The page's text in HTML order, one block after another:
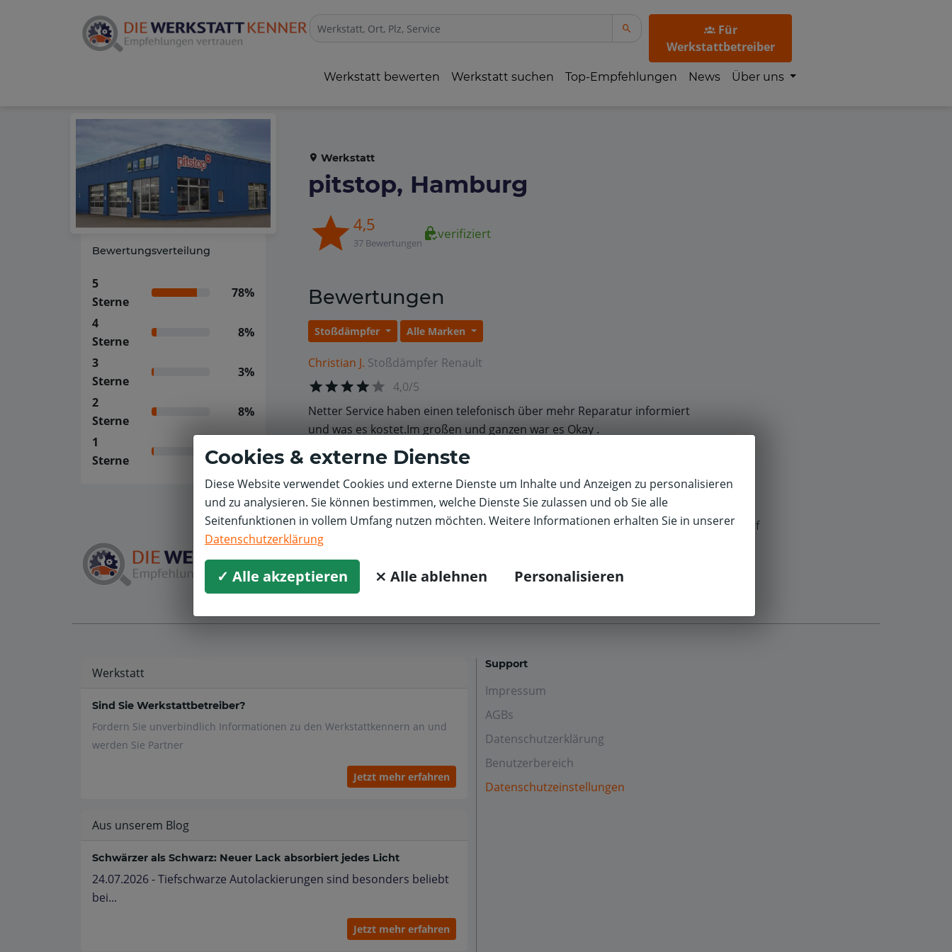
Für
Werkstattbetreiber
Werkstatt bewerten Werkstatt suchen Top-Empfehlungen News Über uns
Bewertungsverteilung
5
Sterne
78%
4
Sterne
8%
3
Sterne
3%
2
Sterne
8%
1
Sterne
3%
Werkstatt
pitstop, Hamburg
4,5
37 Bewertungen
verifiziert
Bewertungen
Stoßdämpfer Alle Marken
Christian J. Stoßdämpfer Renault
4,0/5
Netter Service haben einen telefonisch über mehr Reparatur informiert
und was es kostet.Im großen und ganzen war es Okay .
Werkstatt
Sind Sie Werkstattbetreiber?
Fordern Sie unverbindlich Informationen zu den Werkstattkennern an und
werden Sie Partner
Jetzt mehr erfahren
Aus unserem Blog
Schwärzer als Schwarz: Neuer Lack absorbiert jedes Licht
24.07.2026 - Tiefschwarze Autolackierungen sind besonders beliebt
bei...
Jetzt mehr erfahren
Support
Impressum
AGBs
Datenschutzerklärung
Benutzerbereich
Datenschutzeinstellungen
Cookies & externe Dienste
Diese Website verwendet Cookies und externe Dienste um Inhalte und Anzeigen zu personalisieren
und zu analysieren. Sie können bestimmen, welche Dienste Sie zulassen und ob Sie alle
Seitenfunktionen in vollem Umfang nutzen möchten. Weitere Informationen erhalten Sie in unserer
Datenschutzerklärung
✓ Alle akzeptieren ⨯ Alle ablehnen Personalisieren
f